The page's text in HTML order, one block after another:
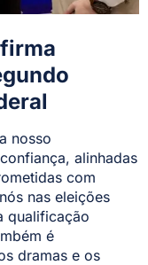
nosso
alinhadas
com
nas eleições
qualificação
é
dramas e os